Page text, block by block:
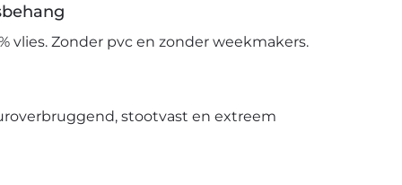
vlies. Zonder pvc en zonder weekmakers.
stootvast en extreem